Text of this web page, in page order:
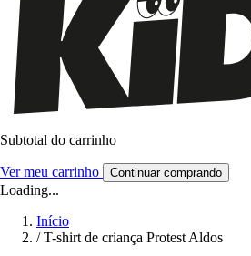
Subtotal do carrinho
Ver meu carrinho Continuar comprando
Loading...
Início
/ T-shirt de criança Protest Aldos